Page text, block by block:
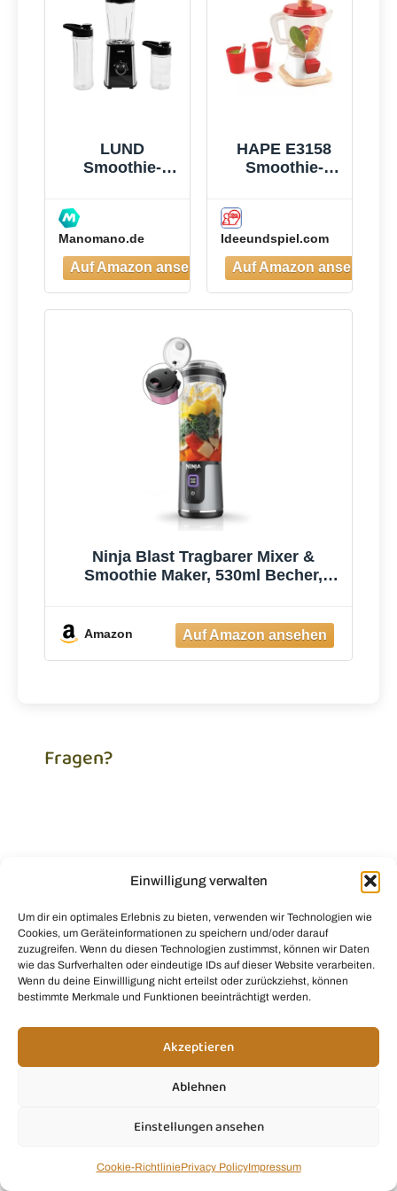
Einwilligung verwalten
Um dir ein optimales Erlebnis zu bieten, verwenden wir Technologien wie
Cookies, um Geräteinformationen zu speichern und/oder darauf
zuzugreifen. Wenn du diesen Technologien zustimmst, können wir Daten
wie das Surfverhalten oder eindeutige IDs auf dieser Website verarbeiten.
Wenn du deine Einwillligung nicht erteilst oder zurückziehst, können
bestimmte Merkmale und Funktionen beeinträchtigt werden.
Akzeptieren
Ablehnen
Einstellungen ansehen
Cookie-RichtliniePrivacy PolicyImpressum
Frei, Leicht zu
Reinigen,
Blender
elektrisch für
Shake,
LUND
Smoothie-
Manomano.de
HAPE E3158
Smoothie-
Ideeundspiel.com
Ninja Blast Tragbarer Mixer &
Smoothie Maker, 530ml Becher,
Amazon
Fragen?
kontakt@smoothie.mom
Smoothie Infos
Produkt Empfehlungen
Anfänger Smothies